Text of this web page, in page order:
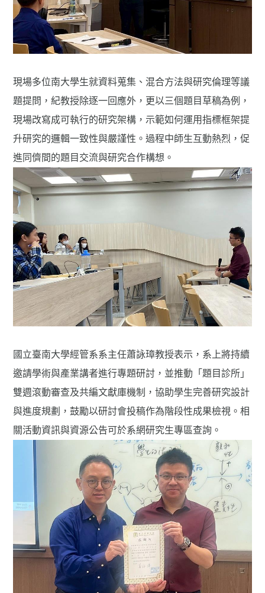
現場多位南大學生就資料蒐集、混合方法與研究倫理等議
題提問，紀教授除逐一回應外，更以三個題目草稿為例，
現場改寫成可執行的研究架構，示範如何運用指標框架提
升研究的邏輯一致性與嚴謹性。過程中師生互動熱烈，促
進同儕間的題目交流與研究合作構想。
國立臺南大學經管系系主任蕭詠璋教授表示，系上將持續
邀請學術與產業講者進行專題研討，並推動「題目診所」
雙週滾動審查及共編文獻庫機制，協助學生完善研究設計
與進度規劃，鼓勵以研討會投稿作為階段性成果檢視。相
關活動資訊與資源公告可於系網研究生專區查詢。